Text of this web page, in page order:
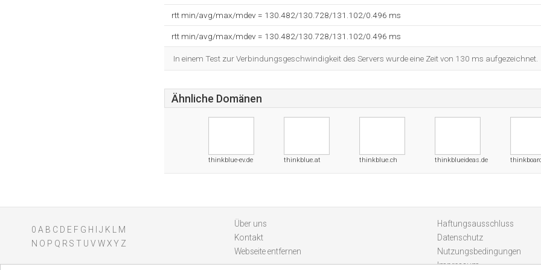
rtt min/avg/max/mdev = 130.482/130.728/131.102/0.496 ms
rtt min/avg/max/mdev = 130.482/130.728/131.102/0.496 ms
In einem Test zur Verbindungsgeschwindigkeit des Servers wurde eine Zeit von 130 ms aufgezeichnet.
Ähnliche Domänen
thinkblue-ev.de thinkblue.at thinkblue.ch thinkblueideas.de
0 A B C D E F G H J K
M
N O P Q R S T U V WXY Z
Über uns
Kontakt
Webseite entfernen
Haftungsausschluss
Datenschutz
Nutzungsbedingungen
Impressum